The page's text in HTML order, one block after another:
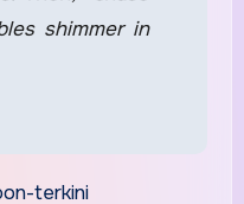
shimmer in